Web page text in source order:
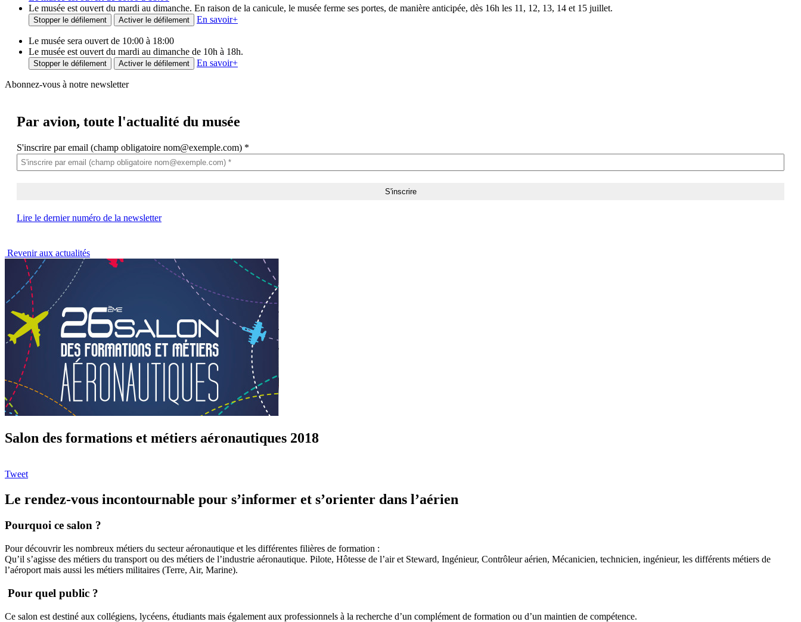
Le musée est ouvert du mardi au dimanche. En raison de la canicule, le musée ferme ses portes, de manière anticipée, dès 16h les 11, 12, 13, 14 et 15 juillet.
Stopper le défilement Activer le défilement En savoir+
Le musée sera ouvert de 10:00 à 18:00
Le musée est ouvert du mardi au dimanche de 10h à 18h.
Stopper le défilement Activer le défilement En savoir+
Abonnez-vous à notre newsletter
Par avion, toute l'actualité du musée
S'inscrire par email (champ obligatoire nom@exemple.com) *
Lire le dernier numéro de la newsletter
Revenir aux actualités
Salon des formations et métiers aéronautiques 2018
Tweet
Le rendez-vous incontournable pour s’informer et s’orienter dans l’aérien
Pourquoi ce salon ?
Pour découvrir les nombreux métiers du secteur aéronautique et les différentes filières de formation :
Qu’il s’agisse des métiers du transport ou des métiers de l’industrie aéronautique. Pilote, Hôtesse de l’air et Steward, Ingénieur, Contrôleur aérien, Mécanicien, technicien, ingénieur, les différents métiers de
l’aéroport mais aussi les métiers militaires (Terre, Air, Marine).
Pour quel public ?
Ce salon est destiné aux collégiens, lycéens, étudiants mais également aux professionnels à la recherche d’un complément de formation ou d’un maintien de compétence.